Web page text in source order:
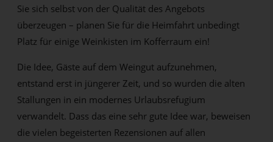
Sie sich selbst von der Qualität des Angebots
überzeugen – planen Sie für die Heimfahrt unbedingt
Platz für einige Weinkisten im Kofferraum ein!
Die Idee, Gäste auf dem Weingut aufzunehmen,
entstand erst in jüngerer Zeit, und so wurden die alten
Stallungen in ein modernes Urlaubsrefugium
verwandelt. Dass das eine sehr gute Idee war, beweisen
die vielen begeisterten Rezensionen auf allen